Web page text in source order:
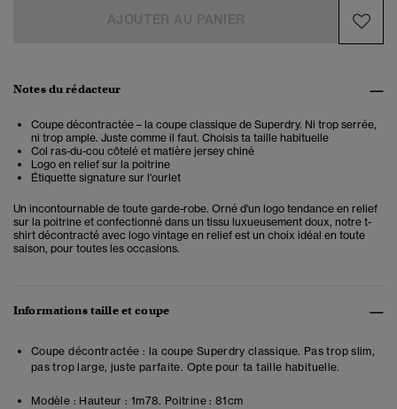
Notes du rédacteur
Coupe décontractée – la coupe classique de Superdry. Ni trop serrée,
ni trop ample. Juste comme il faut. Choisis ta taille habituelle
Col ras-du-cou côtelé et matière jersey chiné
Logo en relief sur la poitrine
Étiquette signature sur l'ourlet
Un incontournable de toute garde-robe. Orné d'un logo tendance en relief
sur la poitrine et confectionné dans un tissu luxueusement doux, notre t-
shirt décontracté avec logo vintage en relief est un choix idéal en toute
saison, pour toutes les occasions.
Informations taille et coupe
Coupe décontractée : la coupe Superdry classique. Pas trop slim,
pas trop large, juste parfaite. Opte pour ta taille habituelle.
Modèle : Hauteur : 1m78. Poitrine : 81cm